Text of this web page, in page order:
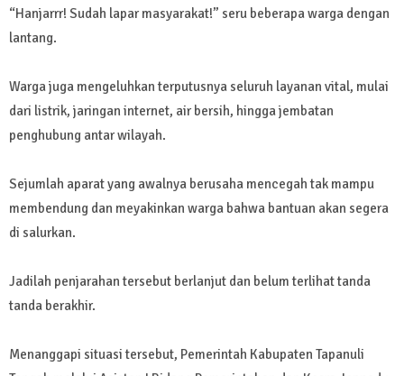
“Hanjarrr! Sudah lapar masyarakat!” seru beberapa warga dengan
lantang.
Warga juga mengeluhkan terputusnya seluruh layanan vital, mulai
dari listrik, jaringan internet, air bersih, hingga jembatan
penghubung antar wilayah.
Sejumlah aparat yang awalnya berusaha mencegah tak mampu
membendung dan meyakinkan warga bahwa bantuan akan segera
di salurkan.
Jadilah penjarahan tersebut berlanjut dan belum terlihat tanda
tanda berakhir.
Menanggapi situasi tersebut, Pemerintah Kabupaten Tapanuli